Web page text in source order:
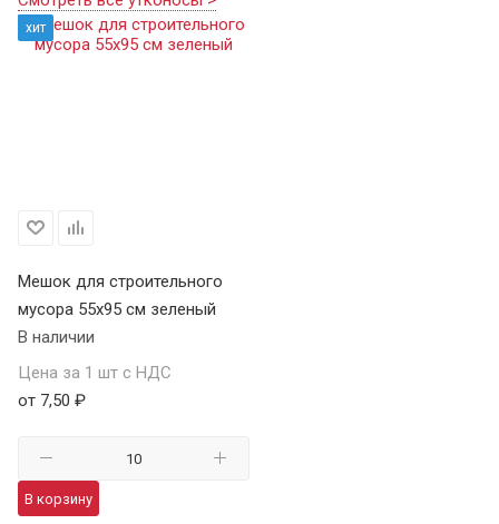
хит
Мешок для строительного
мусора 55х95 см зеленый
В наличии
Цена за 1 шт с НДС
от 7,50 ₽
В корзину